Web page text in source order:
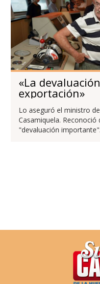
«La
exportación»
Lo aseguró el ministro
Casamiquela. Reconoció
"devaluación importante".